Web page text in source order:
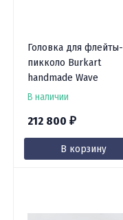
Головка для флейты-
пикколо Burkart
handmade Wave
В наличии
212 800 ₽
В корзину